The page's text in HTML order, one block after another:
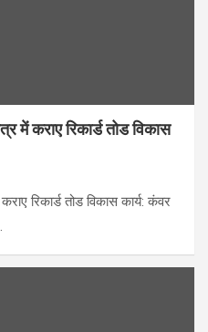
में कराए रिकार्ड तोड विकास
रिकार्ड तोड विकास कार्य: कंवर